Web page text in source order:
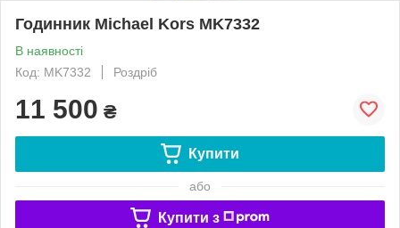
Годинник Michael Kors MK7332
В наявності
Код: MK7332
Роздріб
11 500 ₴
Купити
або
Купити з